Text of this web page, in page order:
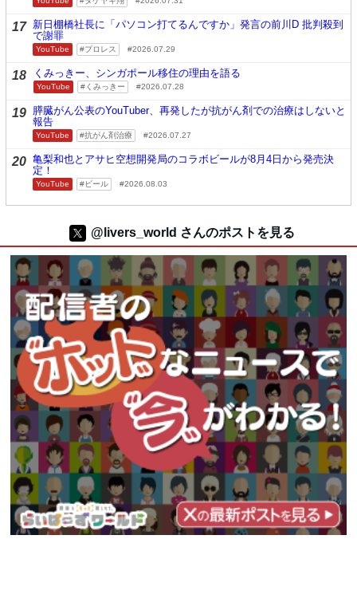
17 新日棚橋社長に「パソコン打てるんですか」発言の前川D 批判殺到
で謝罪
YouTube プロレス 2026.07.29
18 くみっきー、シンガポール移住の理由を語る
YouTube くみっきー 2026.07.28
19 膵臓がん公表のYouTuber、再発したが抗がん剤での治療はしないと
報告
YouTube 抗がん剤治療 2026.07.27
20 亀梨和也とアサヒ空想開発局のコラボビールが8月4日から発売決
定！
YouTube ビール 2026.08.03
@livers_world さんのポストを見る